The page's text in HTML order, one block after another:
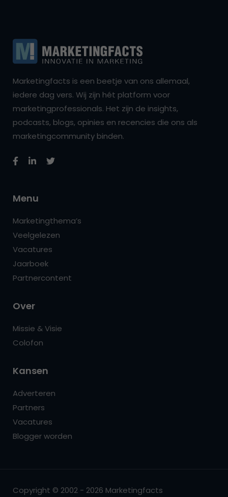
Marketingfacts is een beetje van ons allemaal,
iedere dag vers. Wij zijn hét platform voor
marketingprofessionals. Het zijn de insights,
podcasts, blogs, opinies en recencies die ons als
marketingcommunity binden.
Menu
Marketingthema’s
Veelgelezen
Vacatures
Jaarboek
Partnercontent
Over
Missie & Visie
Colofon
Kansen
Adverteren
Partners
Vacatures
Blogger worden
Copyright © 2002 - 2026 Marketingfacts